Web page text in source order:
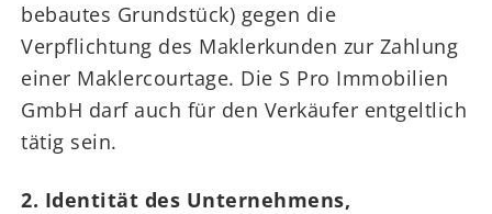
bebautes Grundstück) gegen die
Verpflichtung des Maklerkunden zur Zahlung
einer Maklercourtage. Die S Pro Immobilien
GmbH darf auch für den Verkäufer entgeltlich
tätig sein.
2. Identität des Unternehmens,